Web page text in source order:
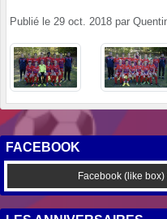
Publié le 29 oct. 2018 par
FACEBOOK
Facebook (like box)